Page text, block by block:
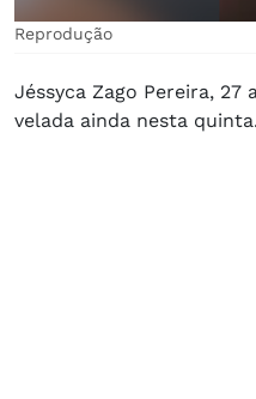
Reprodução
Jéssyca Zago Pereira, 27
velada ainda nesta quinta.